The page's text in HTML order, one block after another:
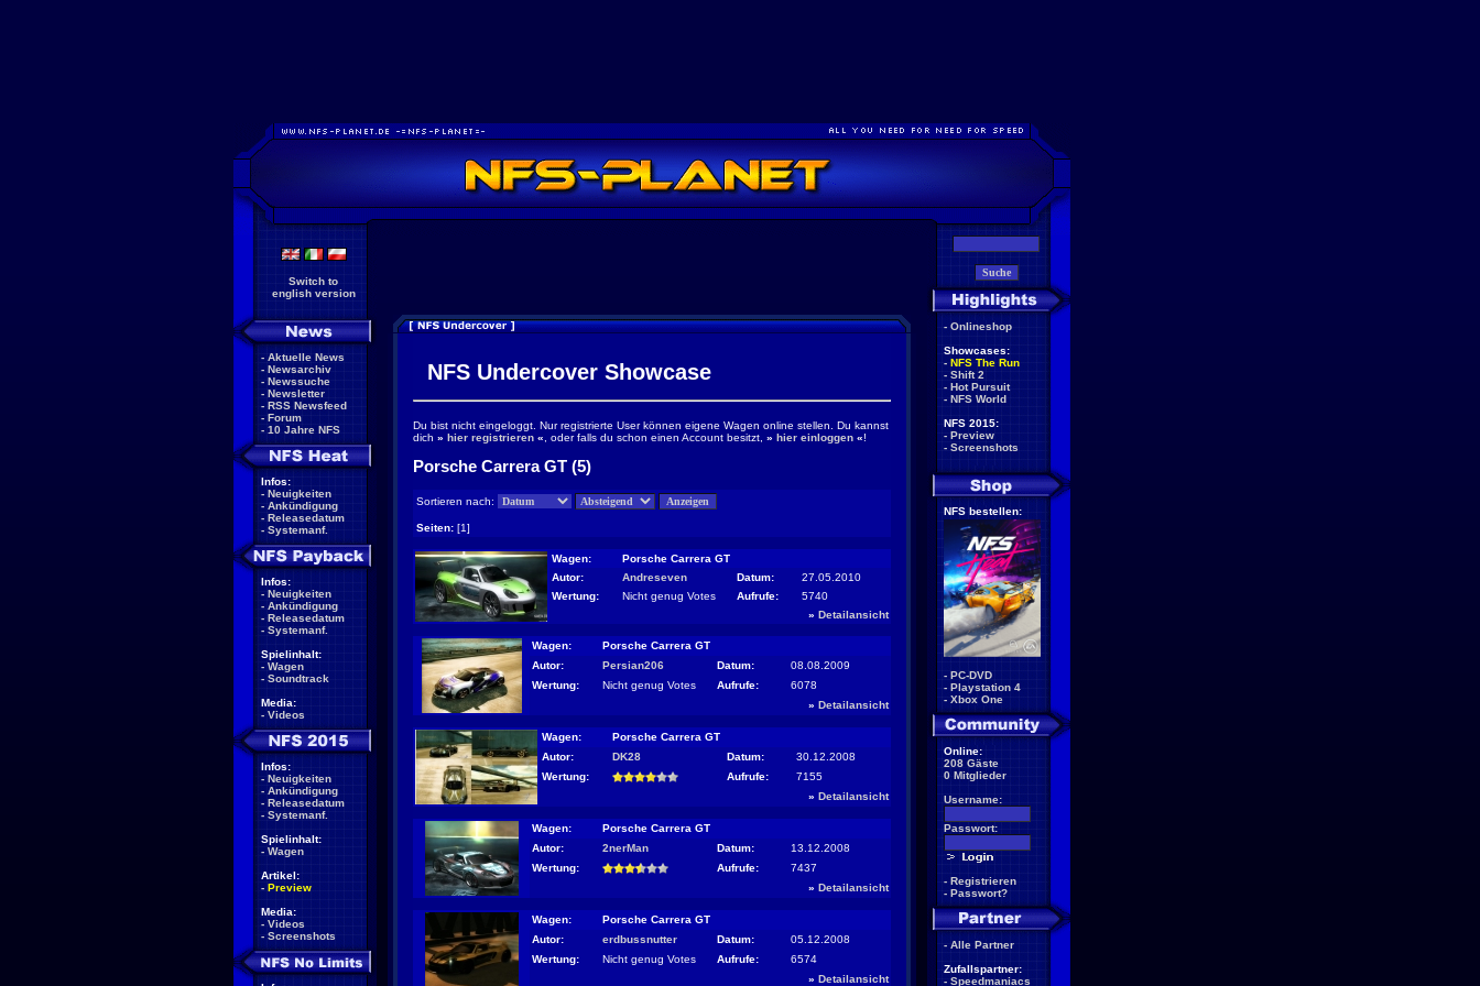
Switch to
english version
- Aktuelle News
- Newsarchiv
- Newssuche
- Newsletter
- RSS Newsfeed
- Forum
- 10 Jahre NFS
Infos:
- Neuigkeiten
- Ankündigung
- Releasedatum
- Systemanf.
Infos:
- Neuigkeiten
- Ankündigung
- Releasedatum
- Systemanf.
Spielinhalt:
- Wagen
- Soundtrack
Media:
- Videos
Infos:
- Neuigkeiten
- Ankündigung
- Releasedatum
- Systemanf.
Spielinhalt:
- Wagen
Artikel:
- Preview
Media:
- Videos
- Screenshots
NFS Undercover Showcase
Du bist nicht eingeloggt. Nur registrierte User können eigene Wagen online stellen. Du kannst
dich » hier registrieren « , oder falls du schon einen Account besitzt, » hier einloggen «!
Porsche Carrera GT (5)
Sortieren nach:
Seiten: [1]
Wagen:
Porsche Carrera GT
Autor:
Andreseven Datum:
27.05.2010
Wertung:
Nicht genug Votes Aufrufe:
5740
» Detailansicht
Wagen:
Porsche Carrera GT
Autor:
Persian206 Datum:
08.08.2009
Wertung:
Nicht genug Votes Aufrufe:
6078
» Detailansicht
Wagen:
Porsche Carrera GT
Autor:
DK28 Datum:
30.12.2008
Wertung:
Aufrufe:
7155
» Detailansicht
Wagen:
Porsche Carrera GT
Autor:
2nerMan Datum:
13.12.2008
Wertung:
Aufrufe:
7437
» Detailansicht
Wagen:
Porsche Carrera GT
Autor:
erdbussnutter Datum:
05.12.2008
Wertung:
Nicht genug Votes Aufrufe:
6574
» Detailansicht
- Onlineshop
Showcases:
- NFS The Run
- Shift 2
- Hot Pursuit
- NFS World
NFS 2015:
- Preview
- Screenshots
NFS bestellen:
- PC-DVD
- Playstation 4
- Xbox One
Online:
208 Gäste
0 Mitglieder
Username:
Passwort:
- Registrieren
- Passwort?
- Alle Partner
Zufallspartner:
- Speedmaniacs